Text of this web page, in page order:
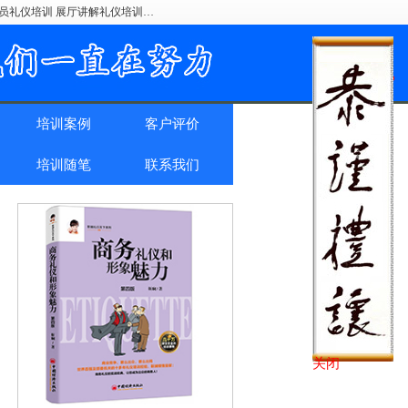
礼仪培训 展厅讲解礼仪培训…
培训案例 客户评价
培训随笔 联系我们
关闭